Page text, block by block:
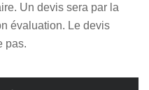
Un devis sera par la
évaluation. Le devis
pas.